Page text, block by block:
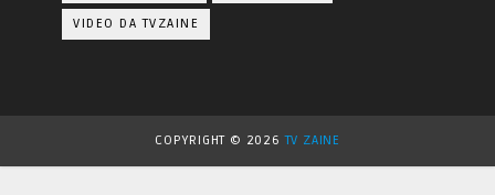
VIDEO DA TVZAINE
COPYRIGHT © 2026TV ZAINE